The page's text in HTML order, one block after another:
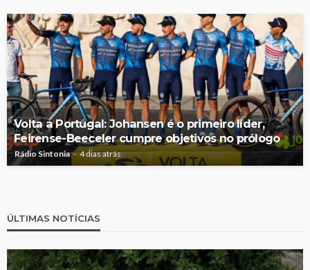
Volta a Portugal: Johansen é o primeiro líder,
Feirense-Beeceler cumpre objetivos no prólogo
Rádio Sintonia 4 dias atrás
ÚLTIMAS NOTÍCIAS